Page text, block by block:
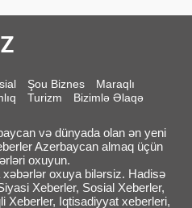
Şou Biznes
Maraqlı
Turizm Bizimlə Əlaqə
və dünyada olan ən yeni
Azerbaycan almaq üçün
oxuyun.
oxuya bilərsiz. Hadisə
Xeberler, Sosial Xeberler,
Xeberler, Iqtisadiyyat xeberleri,